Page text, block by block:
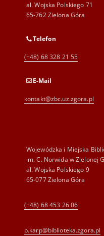
al. Wojska Polskiego 71
65-762 Zielona Góra
Telefon
(+48) 68 328 21 55
E-Mail
kontakt@zbc.uz.zgora.pl
Wojewódzka i Miejska
im. C. Norwida w Zielonej
al. Wojska Polskiego 9
65-077 Zielona Góra
(+48) 68 453 26 06
p.karp@biblioteka.zgora.pl